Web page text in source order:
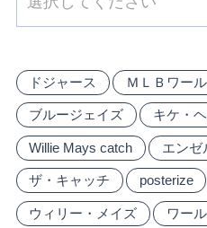
ドジャース ＭＬＢワー
ブルージェイズ キケ・
Willie Mays catch エンゼ
ザ・キャッチ posterize
ウィリー・メイズ ワー